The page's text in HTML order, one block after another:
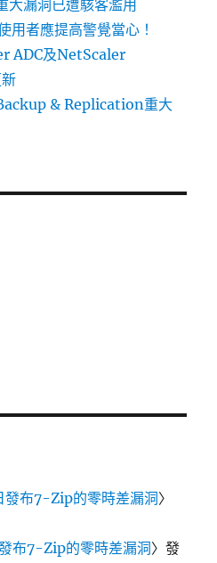
漏洞已遭駭客濫用
用者應提高警覺當心！
ADC及NetScaler
& Replication重大
發布7-Zip的零時差漏洞〉
布7-Zip的零時差漏洞〉發